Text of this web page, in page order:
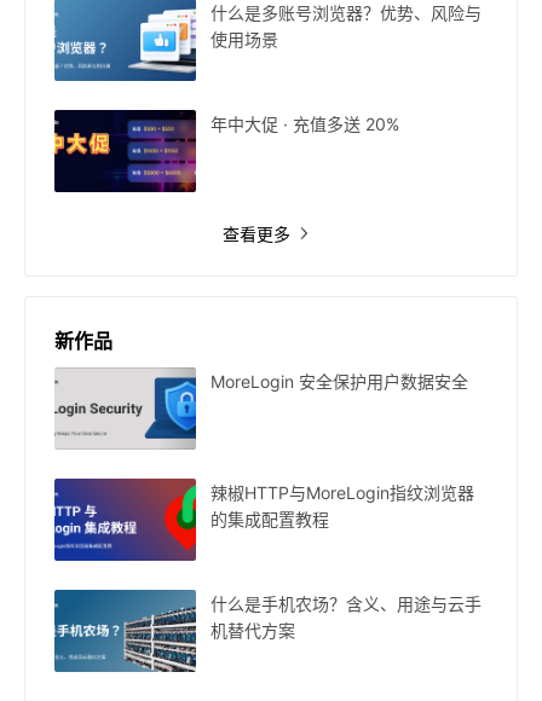
什么是多账号浏览器？优势、风险与
使用场景
年中大促 · 充值多送 20%
查看更多
新作品
MoreLogin 安全保护用户数据安全
辣椒HTTP与MoreLogin指纹浏览器
的集成配置教程
什么是手机农场？含义、用途与云手
机替代方案